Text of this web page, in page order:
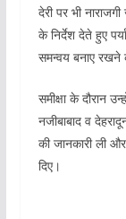
देरी पर भी
के निर्देश देते हुए
समन्वय बनाए रखने
समीक्षा के दौरान
नजीबाबाद व
की जानकारी ली और
दिए।